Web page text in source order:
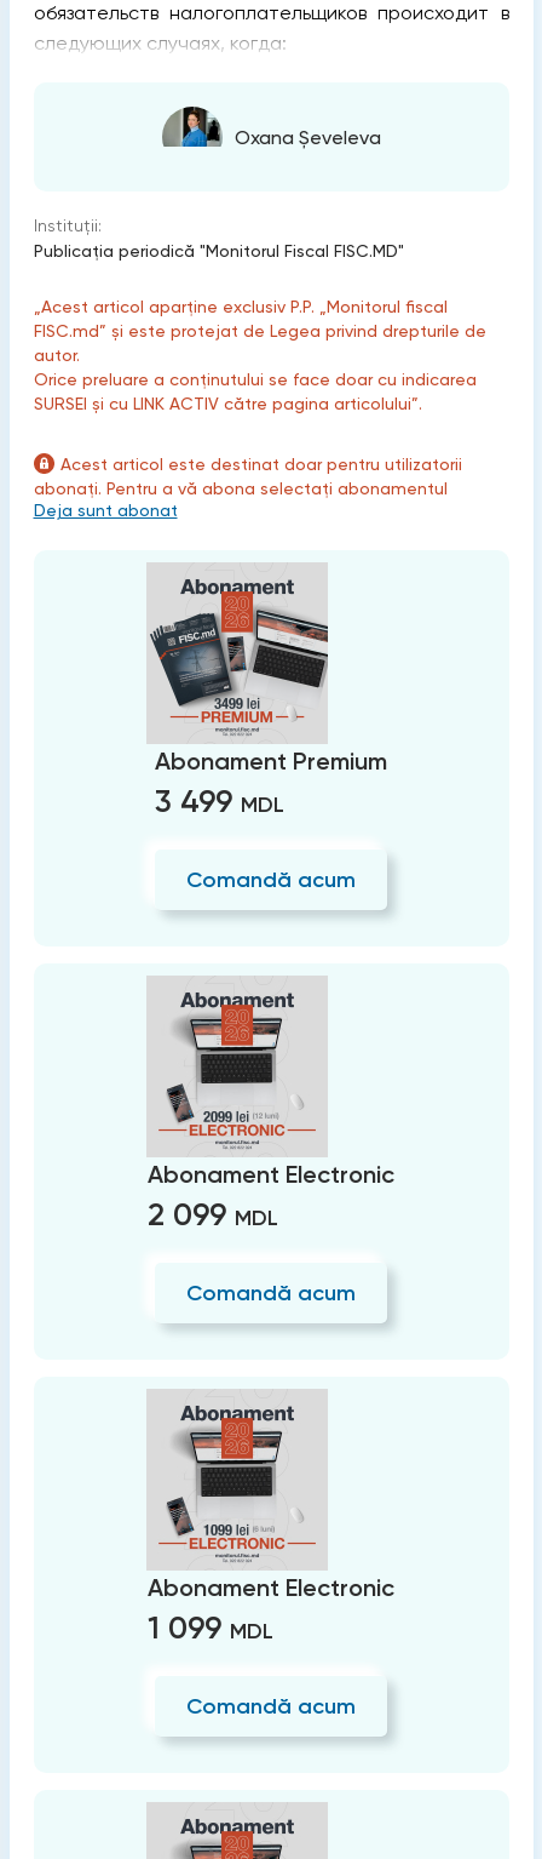
обязательств налогоплательщиков происходит в
следующих случаях, когда:
Oxana Șeveleva
Instituții:
Publicaţia periodică "Monitorul Fiscal FISC.MD"
„Acest articol aparține exclusiv P.P. „Monitorul fiscal
FISC.md” și este protejat de Legea privind drepturile de
autor.
Orice preluare a conținutului se face doar cu indicarea
SURSEI și cu LINK ACTIV către pagina articolului”.
Acest articol este destinat doar pentru utilizatorii
abonați. Pentru a vă abona selectați abonamentul
Deja sunt abonat
Abonament Premium
3 499 MDL
Comandă acum
Abonament Electronic
2 099 MDL
Comandă acum
Abonament Electronic
1 099 MDL
Comandă acum